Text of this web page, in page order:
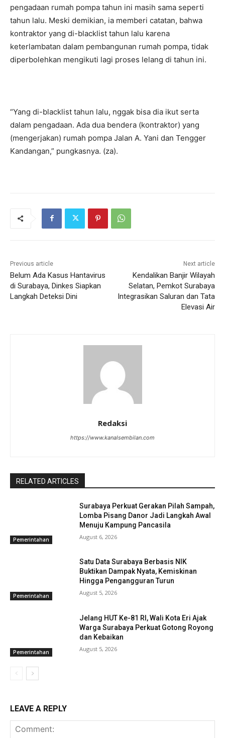
pengadaan rumah pompa tahun ini masih sama seperti
tahun lalu. Meski demikian, ia memberi catatan, bahwa
kontraktor yang di-blacklist tahun lalu karena
keterlambatan dalam pembangunan rumah pompa, tidak
diperbolehkan mengikuti lagi proses lelang di tahun ini.
“Yang di-blacklist tahun lalu, nggak bisa dia ikut serta
dalam pengadaan. Ada dua bendera (kontraktor) yang
(mengerjakan) rumah pompa Jalan A. Yani dan Tengger
Kandangan,” pungkasnya. (za).
Previous article
Belum Ada Kasus Hantavirus
di Surabaya, Dinkes Siapkan
Langkah Deteksi Dini
Next article
Kendalikan Banjir Wilayah
Selatan, Pemkot Surabaya
Integrasikan Saluran dan Tata
Elevasi Air
Redaksi
https://www.kanalsembilan.com
RELATED ARTICLES
Pemerintahan
Surabaya Perkuat Gerakan Pilah Sampah,
Lomba Pisang Danor Jadi Langkah Awal
Menuju Kampung Pancasila
August 6, 2026
Pemerintahan
Satu Data Surabaya Berbasis NIK
Buktikan Dampak Nyata, Kemiskinan
Hingga Pengangguran Turun
August 5, 2026
Pemerintahan
Jelang HUT Ke-81 RI, Wali Kota Eri Ajak
Warga Surabaya Perkuat Gotong Royong
dan Kebaikan
August 5, 2026
LEAVE A REPLY